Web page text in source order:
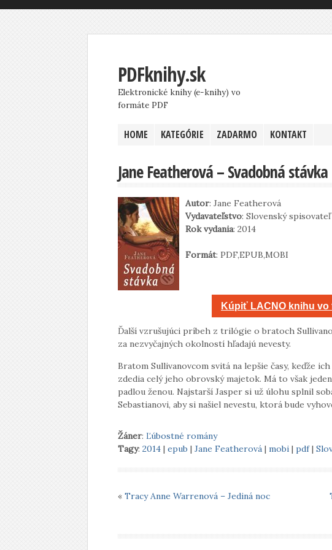
PDFknihy.sk
Elektronické knihy (e-knihy) vo
formáte PDF
HOME KATEGÓRIE ZADARMO KONTAKT
Jane Featherová – Svadobná stávka
Autor: Jane Featherová
Vydavateľstvo: Slovenský spisovateľ
Rok vydania: 2014
Formát: PDF,EPUB,MOBI
Kúpiť LACNO knihu vo
Ďalší vzrušujúci príbeh z trilógie o bratoch
za nezvyčajných okolností hľadajú nevesty.
Bratom Sullivanovcom svitá na lepšie časy, keďže
zdedia celý jeho obrovský majetok. Má to však
padlou ženou. Najstarší Jasper si už úlohu splnil
Sebastianovi, aby si našiel nevestu, ktorá bude
Žáner: Ľúbostné romány
Tagy: 2014 | epub | Jane Featherová | mobi | pdf|
« Tracy Anne Warrenová – Jediná noc